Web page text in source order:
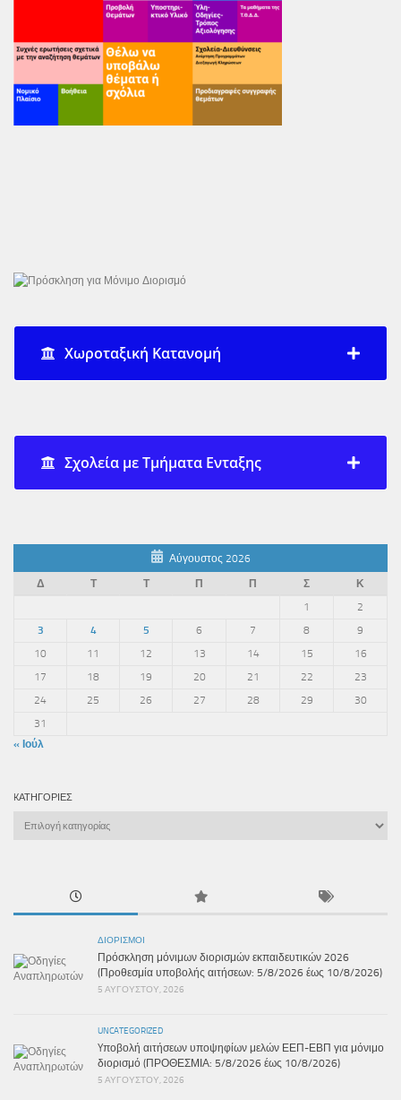
Χωροταξική Κατανομή
Σχολεία με Τμήματα Ενταξης
Αύγουστος 2026
Δ
Τ Τ Π Π Σ
Κ
1
2
3
4 5 6 7 8
9
10
11 12 13 14 15
16
17
18 19 20 21 22
23
24
25 26 27 28 29
30
31
« Ιούλ
KΑΤΗΓΟΡΊΕΣ
Kατηγορίες
ΔΙΟΡΙΣΜΟΊ
Πρόσκληση μόνιμων διορισμών εκπαιδευτικών 2026
(Προθεσμία υποβολής αιτήσεων: 5/8/2026 έως 10/8/2026)
5 ΑΥΓΟΎΣΤΟΥ, 2026
UNCATEGORIZED
Yποβολή αιτήσεων υποψηφίων μελών ΕΕΠ-ΕΒΠ για μόνιμο
διορισμό (ΠΡΟΘΕΣΜΙΑ: 5/8/2026 έως 10/8/2026)
5 ΑΥΓΟΎΣΤΟΥ, 2026